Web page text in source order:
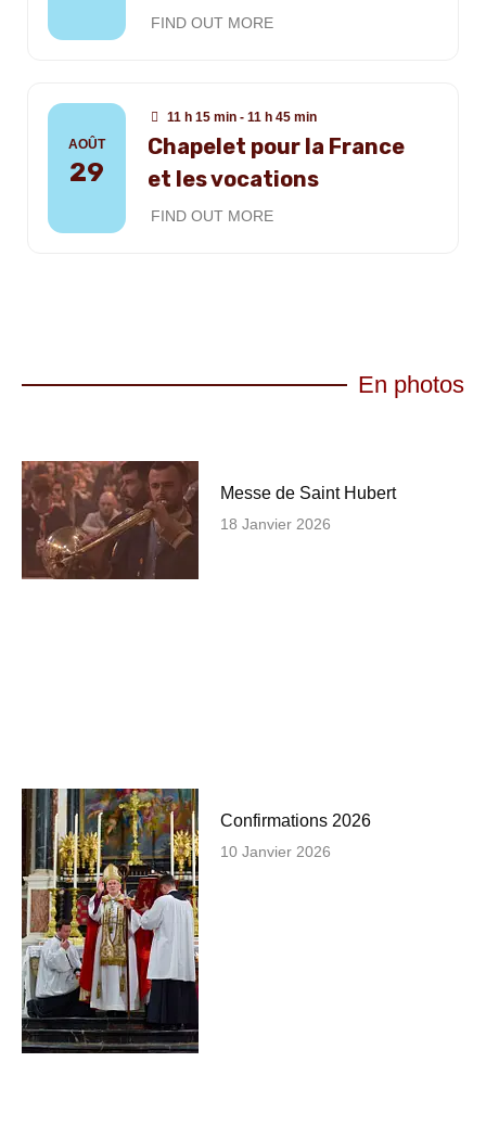
FIND OUT MORE
AOÛT
29
11 h 15 min - 11 h 45 min
Chapelet pour la France
et les vocations
FIND OUT MORE
En photos
Messe de Saint Hubert
18 Janvier 2026
Confirmations 2026
10 Janvier 2026